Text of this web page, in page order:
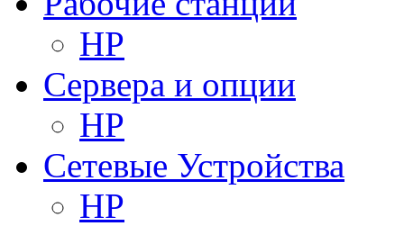
HP
Сервера и опции
HP
Сетевые Устройства
HP